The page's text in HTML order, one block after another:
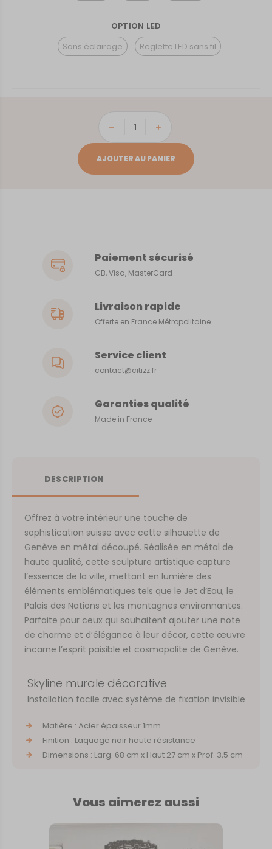
OPTION LED
Sans éclairage
Reglette LED sans fil
quantité
Genève
AJOUTER AU PANIER
Paiement sécurisé
CB, Visa, MasterCard
Livraison rapide
Offerte en France Métropolitaine
Service client
contact@citizz.fr
Garanties qualité
Made in France
DESCRIPTION
Offrez à votre intérieur une touche de
sophistication suisse avec cette silhouette de
Genève en métal découpé. Réalisée en métal de
haute qualité, cette sculpture artistique capture
l’essence de la ville, mettant en lumière des
éléments emblématiques tels que le Jet d’Eau, le
Palais des Nations et les montagnes environnantes.
Parfaite pour ceux qui souhaitent ajouter une note
de charme et d’élégance à leur décor, cette œuvre
incarne l’esprit paisible et cosmopolite de Genève.
Skyline murale décorative
Installation facile avec système de fixation invisible
Matière : Acier épaisseur 1mm
Finition : Laquage noir haute résistance
Dimensions : Larg. 68 cm x Haut 27 cm x Prof. 3,5 cm
Vous aimerez aussi